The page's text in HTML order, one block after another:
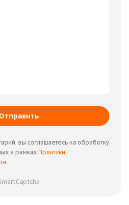
вы соглашаетесь на обработку
в рамках Политики
.
Отправить